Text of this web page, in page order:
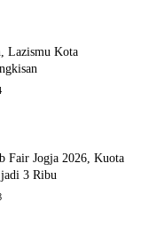
Lazismu Kota
Fair Jogja 2026, Kuota
3 Ribu